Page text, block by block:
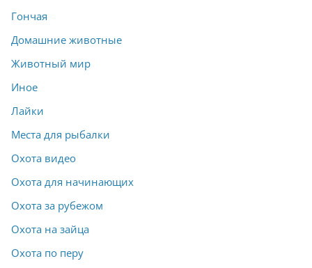
Гончая
Домашние животные
Животный мир
Иное
Лайки
Места для рыбалки
Охота видео
Охота для начинающих
Охота за рубежом
Охота на зайца
Охота по перу